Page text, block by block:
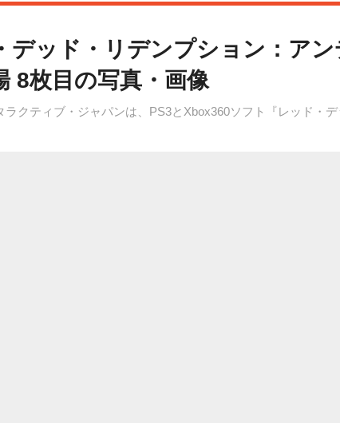
デッド・リデンプション：ア
8枚目の写真・画像
ラクティブ・ジャパンは、PS3とXbox360ソフト『レッド・